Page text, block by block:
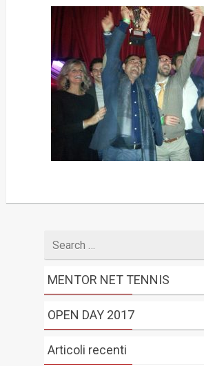
for
MENTOR NET TENNIS
OPEN DAY 2017
Articoli recenti